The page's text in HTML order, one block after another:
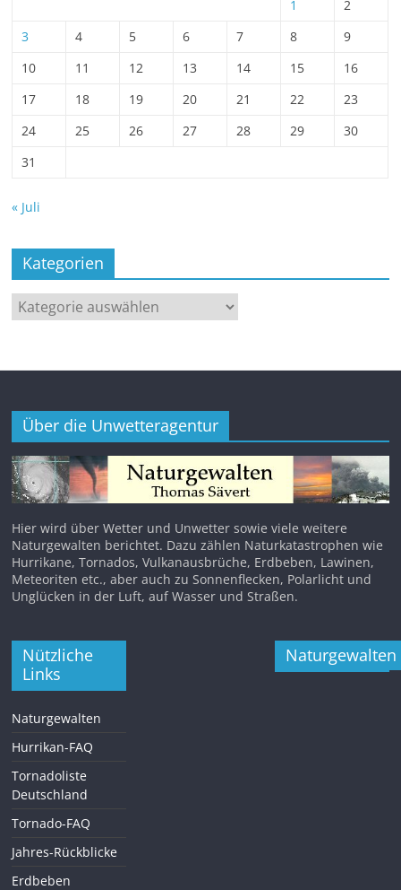
1
2
3
4 5 6 7 8
9
10
11 12 13 14 15
16
17
18 19 20 21 22
23
24
25 26 27 28 29
30
31
« Juli
Kategorien
Kategorien
Über die Unwetteragentur
Hier wird über Wetter und Unwetter sowie viele weitere
Naturgewalten berichtet. Dazu zählen Naturkatastrophen wie
Hurrikane, Tornados, Vulkanausbrüche, Erdbeben, Lawinen,
Meteoriten etc., aber auch zu Sonnenflecken, Polarlicht und
Unglücken in der Luft, auf Wasser und Straßen.
Nützliche
Links
Naturgewalten
Hurrikan-FAQ
Tornadoliste
Deutschland
Tornado-FAQ
Jahres-Rückblicke
Erdbeben
Naturgewalten